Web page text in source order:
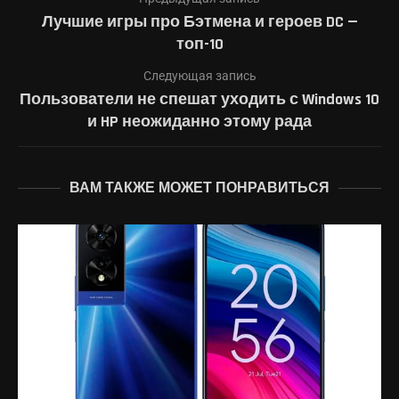
Лучшие игры про Бэтмена и героев DC —
топ-10
Следующая запись
Пользователи не спешат уходить с Windows 10
и HP неожиданно этому рада
ВАМ ТАКЖЕ МОЖЕТ ПОНРАВИТЬСЯ